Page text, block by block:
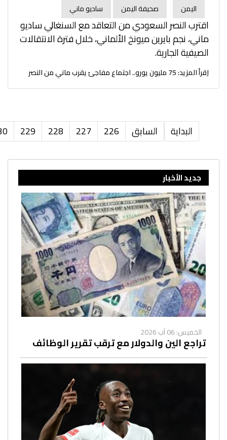
اليمن صحيفة اليمن ساديو ماني
اقترب النصر السعودي من التعاقد مع السنغالي ساديو
ماني، نجم بايرين ميونخ الألماني، خلال فترة الانتقالات
الصيفية الجارية.
اِقرأ المزيد: 75 مليون يورو.. اجتماع مفاجئ يقرب ماني من النصر
البداية السابق 226
227
228
229
جديد الأخبار
الخميس: 06 آب 2026
تراجع الين والدولار مع ترقب تقرير الوظائف